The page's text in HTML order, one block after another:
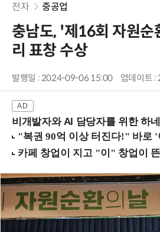
전자 중공업
충남도, '제16회 자원순
리 표창 수상
발행일 : 2024-09-06 15:00 업데이트
비개발자와 AI 담당자를 위한 하네스 엔지니어링 입